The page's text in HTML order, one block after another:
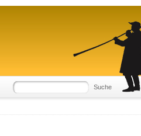
Suche